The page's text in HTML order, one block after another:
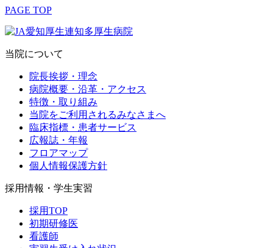
PAGE TOP
当院について
院長挨拶・理念
病院概要・沿革・アクセス
特徴・取り組み
当院をご利用されるみなさまへ
臨床指標・患者サービス
広報誌・年報
フロアマップ
個人情報保護方針
採用情報・学生実習
採用TOP
初期研修医
看護師